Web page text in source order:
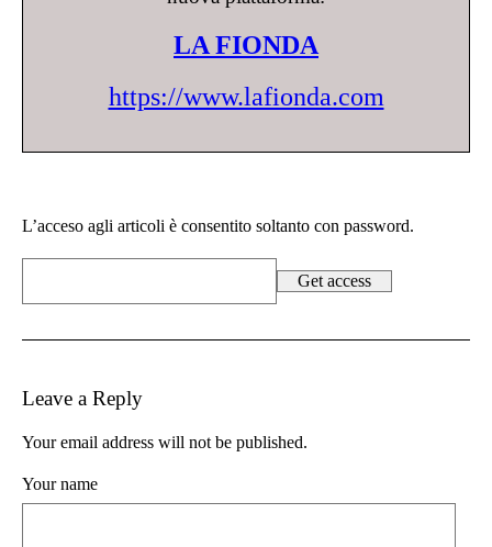
LA FIONDA
https://www.lafionda.com
L’acceso agli articoli è consentito soltanto con password.
Leave a Reply
Your email address will not be published.
Your name